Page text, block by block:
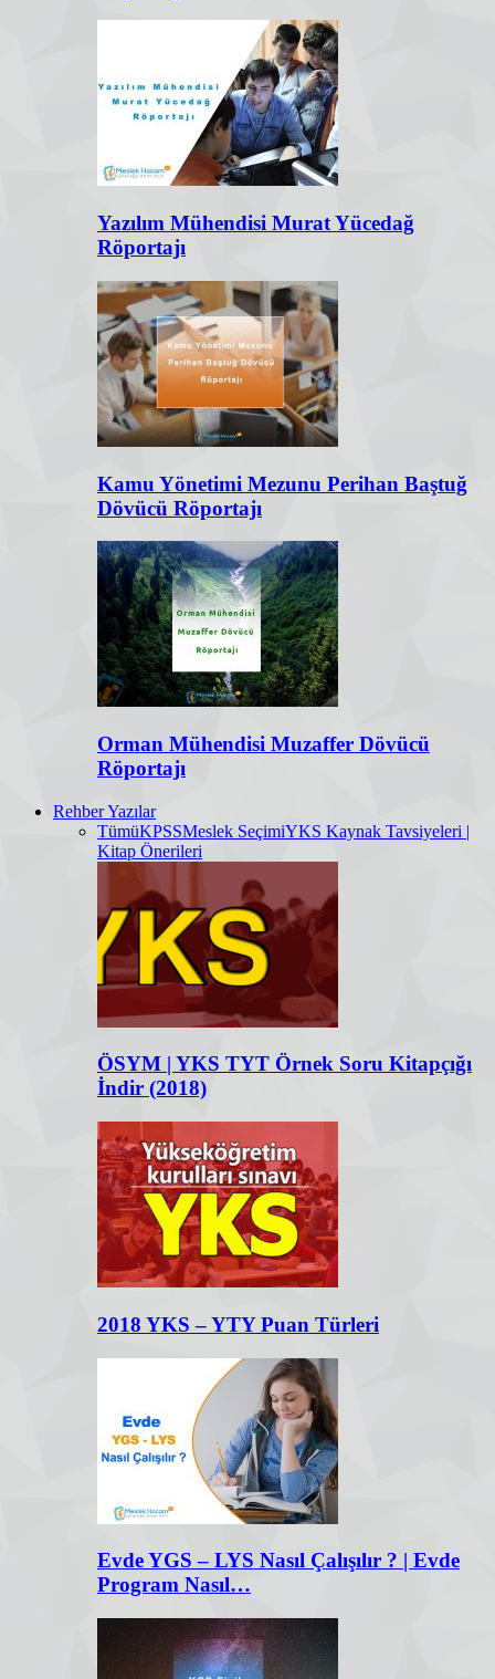
Yazılım Mühendisi Murat Yücedağ
Röportajı
Kamu Yönetimi Mezunu Perihan Baştuğ
Dövücü Röportajı
Orman Mühendisi Muzaffer Dövücü
Röportajı
Rehber Yazılar
TümüKPSSMeslek SeçimiYKS Kaynak Tavsiyeleri |
Kitap Önerileri
ÖSYM | YKS TYT Örnek Soru Kitapçığı
İndir (2018)
2018 YKS – YTY Puan Türleri
Evde YGS – LYS Nasıl Çalışılır ? | Evde
Program Nasıl…